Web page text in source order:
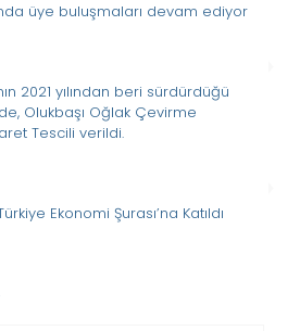
üye buluşmaları devam ediyor
2021 yılından beri sürdürdüğü
Olukbaşı Oğlak Çevirme
Tescili verildi.
Ekonomi Şurası’na Katıldı